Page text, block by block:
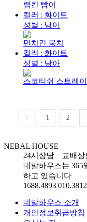
램킨 빰이
컬러 : 화이트
성별 : 남아
먼치킨 뭉치
컬러 : 화이트
성별 : 남아
스코티쉬 스트레
1 2
NEBAL HOUSE
24시상담ㆍ교배상
네발하우스는 365
하고 있습니다
1688.4893
네발하우스 소개
개인정보취급방침